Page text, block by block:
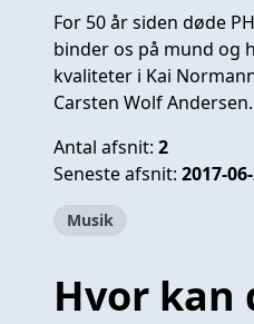
For 50 år siden døde
binder os på mund og
kvaliteter i Kai
Carsten Wolf Andersen.
Antal afsnit: 2
Seneste afsnit: 2017-
Musik
Hvor kan